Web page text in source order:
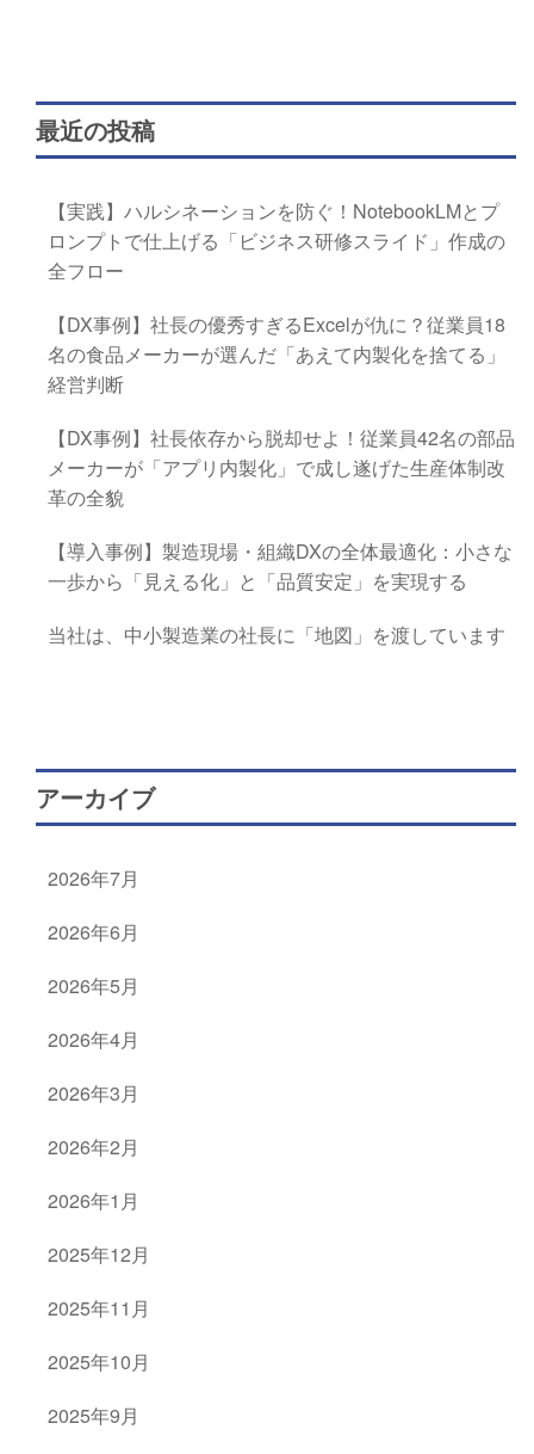
最近の投稿
【実践】ハルシネーションを防ぐ！NotebookLMとプ
ロンプトで仕上げる「ビジネス研修スライド」作成の
全フロー
【DX事例】社長の優秀すぎるExcelが仇に？従業員18
名の食品メーカーが選んだ「あえて内製化を捨てる」
経営判断
【DX事例】社長依存から脱却せよ！従業員42名の部品
メーカーが「アプリ内製化」で成し遂げた生産体制改
革の全貌
【導入事例】製造現場・組織DXの全体最適化：小さな
一歩から「見える化」と「品質安定」を実現する
当社は、中小製造業の社長に「地図」を渡しています
アーカイブ
2026年7月
2026年6月
2026年5月
2026年4月
2026年3月
2026年2月
2026年1月
2025年12月
2025年11月
2025年10月
2025年9月